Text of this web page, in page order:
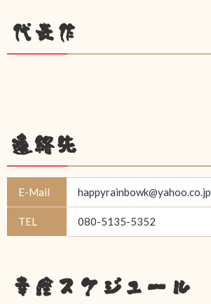
代表作
連絡先
E-Mail happyrainbowk@yahoo.co.jp
TEL 080-5135-5352
幸座スケジュール